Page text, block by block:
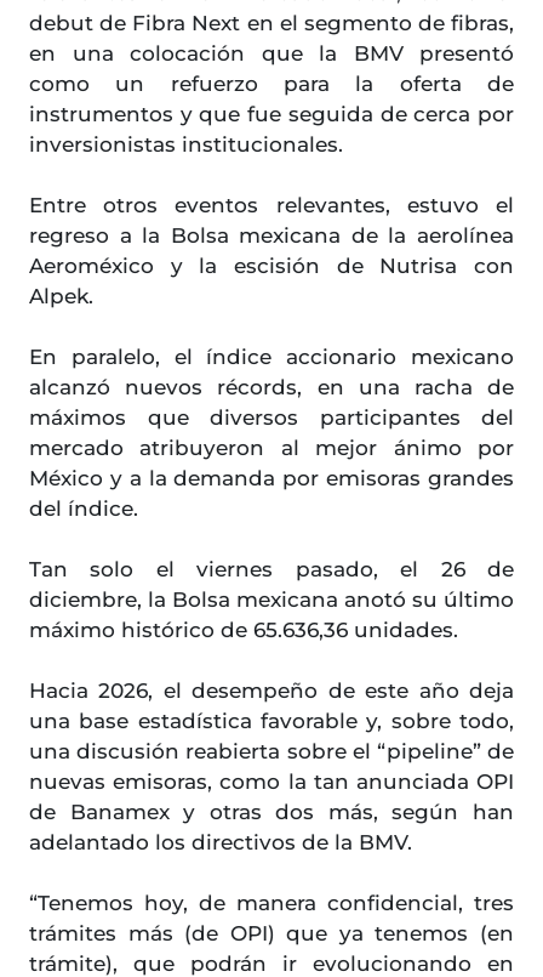
debut de Fibra Next en el segmento de fibras,
en una colocación que la BMV presentó
como un refuerzo para la oferta de
instrumentos y que fue seguida de cerca por
inversionistas institucionales.
Entre otros eventos relevantes, estuvo el
regreso a la Bolsa mexicana de la aerolínea
Aeroméxico y la escisión de Nutrisa con
Alpek.
En paralelo, el índice accionario mexicano
alcanzó nuevos récords, en una racha de
máximos que diversos participantes del
mercado atribuyeron al mejor ánimo por
México y a la demanda por emisoras grandes
del índice.
Tan solo el viernes pasado, el 26 de
diciembre, la Bolsa mexicana anotó su último
máximo histórico de 65.636,36 unidades.
Hacia 2026, el desempeño de este año deja
una base estadística favorable y, sobre todo,
una discusión reabierta sobre el “pipeline” de
nuevas emisoras, como la tan anunciada OPI
de Banamex y otras dos más, según han
adelantado los directivos de la BMV.
“Tenemos hoy, de manera confidencial, tres
trámites más (de OPI) que ya tenemos (en
trámite), que podrán ir evolucionando en